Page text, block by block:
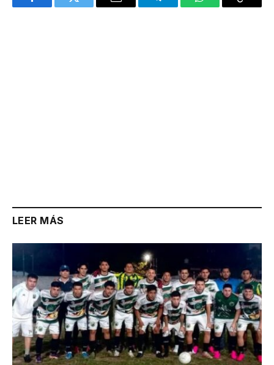
FacebookTwitter Email TelegramWhatsAppCopy
LEER MÁS